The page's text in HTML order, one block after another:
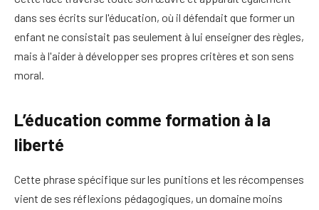
dans ses écrits sur l'éducation, où il défendait que former un
enfant ne consistait pas seulement à lui enseigner des règles,
mais à l'aider à développer ses propres critères et son sens
moral.
L’éducation comme formation à la
liberté
Cette phrase spécifique sur les punitions et les récompenses
vient de ses réflexions pédagogiques, un domaine moins